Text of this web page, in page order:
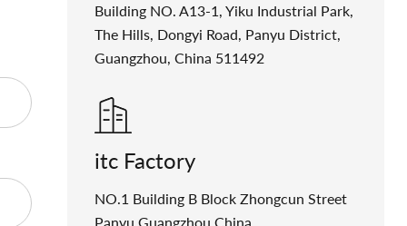
Building NO. A13-1, Yiku Industrial Park,
The Hills, Dongyi Road, Panyu District,
Guangzhou, China 511492
itc Factory
NO.1 Building B Block Zhongcun Street
Panyu Guangzhou China